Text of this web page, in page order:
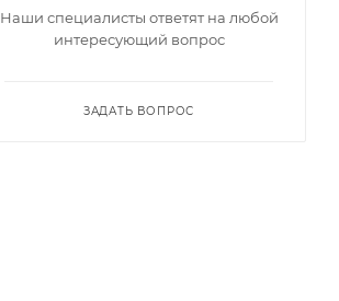
Наши специалисты ответят на любой
интересующий вопрос
ЗАДАТЬ ВОПРОС